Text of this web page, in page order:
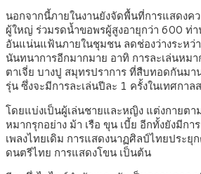
นอกจากนี้ภายในงานยังจัดพื้นที่การแสดงค
ผู้ใหญ่ ร่วมรดน้ำขอพรผู้สูงอายุกว่า 600 ท่
อันแน่นแฟ้นภายในชุมชน ลดช่องว่างระหว่
นันทนาการอีกมากมาย อาทิ การละเล่นหม
ตาเจี่ย บางปู สมุทรปราการ ที่สืบทอดกันม
รุ่น ซึ่งจะมีการละเล่นปีละ 1 ครั้งในเทศกาล
โดยแบ่งเป็นผู้เล่นชายและหญิง แต่งกายต
หมากรุกอย่าง ม้า เรือ ขุน เบี้ย อีกทั้งยังมีกา
เพลงไทยเดิม การแสดงนาฏศิลป์ไทยประยุ
ดนตรีไทย การแสดงโขน เป็นต้น